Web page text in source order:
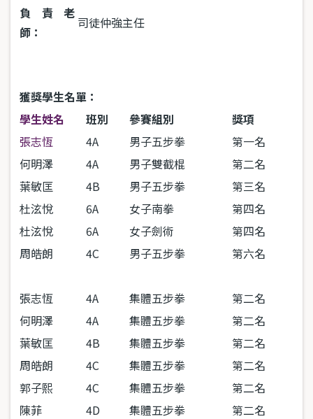
負責老
師：
司徒仲強主任
獲獎學生名單：
學生姓名
班別 參賽組別
獎項
張志恆
4A 男子五步拳
第一名
何明澤
4A 男子雙截棍
第二名
葉敏匡
4B 男子五步拳
第三名
杜泫悅
6A 女子南拳
第四名
杜泫悅
6A 女子劍術
第四名
周皓朗
4C 男子五步拳 第六名
張志恆 4A 集體五步拳
第二名
何明澤
4A 集體五步拳
第二名
葉敏匡
4B 集體五步拳
第二名
周皓朗
4C 集體五步拳
第二名
郭子熙
4C 集體五步拳
第二名
陳菲
4D 集體五步拳
第二名